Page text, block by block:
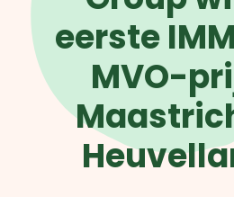
eerste
MVO-